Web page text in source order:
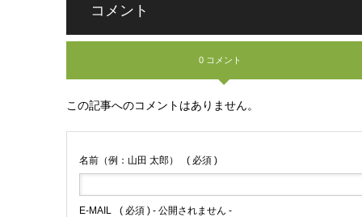
コメント
0 コメント
この記事へのコメントはありません。
名前（例：山田 太郎） ( 必須 )
E-MAIL ( 必須 ) - 公開されません -